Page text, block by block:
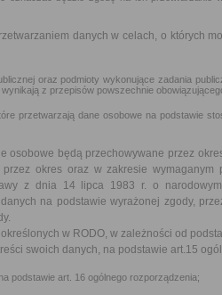
danych w celach, o których
oraz podmioty wykonujące zadania
z przepisów powszechnie
dane osobowe na podstawie
osobowe będą przechowywane przez
okres oraz w zakresie wymaganym
z dnia 14 lipca 1983 r. o
na podstawie wyrażonej zgody,
w RODO, w zależności od
swoich danych, na podstawie art.15
podstawie art. 16 ogólnego rozporządzenia;